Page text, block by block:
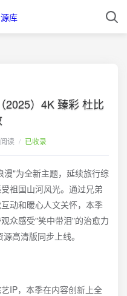
2025）4K 臻彩 杜比
读 / 已收录
漫"为全新主题，延续旅行综
祖国山河风光。通过兄弟
动和暖心人文关怀，本季
众感受"笑中带泪"的治愈力
高清版同步上线。
IP，本季在内容创新上全